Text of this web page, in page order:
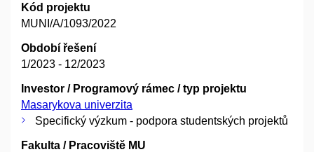
Kód projektu
MUNI/A/1093/2022
Období řešení
1/2023 - 12/2023
Investor / Programový rámec / typ projektu
Masarykova univerzita
Specifický výzkum - podpora studentských projektů
Fakulta / Pracoviště MU